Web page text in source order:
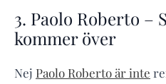
3. Paolo Roberto –
kommer över
Nej Paolo Roberto är inte